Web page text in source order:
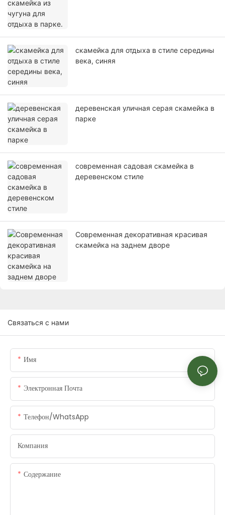
скамейка для отдыха в стиле середины
века, синяя
деревенская уличная серая скамейка в
парке
современная садовая скамейка в
деревенском стиле
Современная декоративная красивая
скамейка на заднем дворе
Связаться с нами
Имя
Электронная Почта
Телефон/WhatsApp
Компания
Содержание